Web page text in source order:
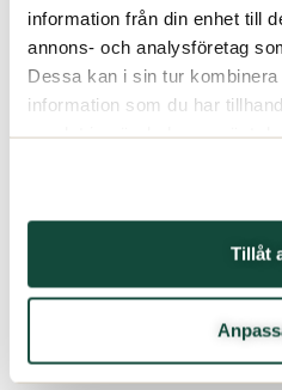
information från din enhet till
annons- och analysföretag
Dessa kan i sin tur
information som du har
samlat in när du har använt
Tillåt